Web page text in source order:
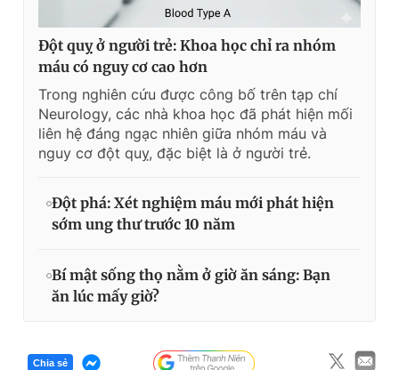
Đột quỵ ở người trẻ: Khoa học chỉ ra nhóm
máu có nguy cơ cao hơn
Trong nghiên cứu được công bố trên tạp chí
Neurology, các nhà khoa học đã phát hiện mối
liên hệ đáng ngạc nhiên giữa nhóm máu và
nguy cơ đột quỵ, đặc biệt là ở người trẻ.
Đột phá: Xét nghiệm máu mới phát hiện
sớm ung thư trước 10 năm
Bí mật sống thọ nằm ở giờ ăn sáng: Bạn
ăn lúc mấy giờ?
Chia sẻ